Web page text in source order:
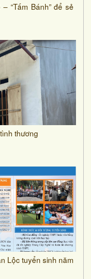
“Tấm Bánh” để sẻ
thương
Lộc tuyển sinh năm